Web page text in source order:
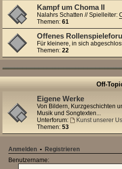
Kampf um Choma II
Nalahrs Schatten // Spielleiter:
Themen: 61
Offenes
Für kleinere, in sich
Themen: 22
Off-
Eigene Werke
Von Bildern, Kurzgeschichten
Musik und Songtexten...
Unterforum:
Kunst unserer
Themen: 53
Anmelden • Registrieren
Benutzername: